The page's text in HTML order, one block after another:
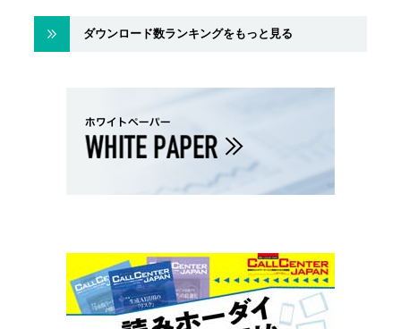
ダウンロード数ランキングをもっと見る